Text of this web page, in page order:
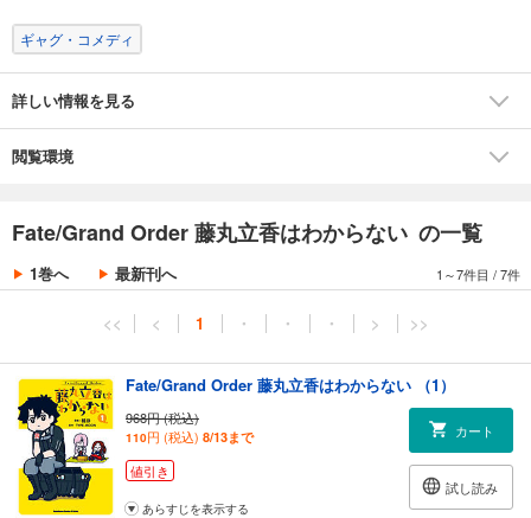
ギャグ・コメディ
詳しい情報を見る
閲覧環境
Fate/Grand Order 藤丸立香はわからない の一覧
1巻へ 最新刊へ 1～7件目 /7件
<< < 1 ・ ・ ・ > >>
Fate/Grand Order 藤丸立香はわからない （1）
968円 (税込)
110円 (税込) 8/13まで
値引き
カート
試し読み
あらすじを表示する